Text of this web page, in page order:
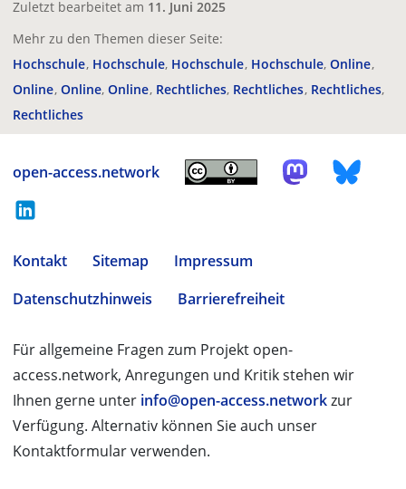
Zuletzt bearbeitet am 11. Juni 2025
Mehr zu den Themen dieser Seite:
Hochschule Hochschule Hochschule Hochschule Online
Online Online Online Rechtliches Rechtliches Rechtliches
Rechtliches
open-access.network
Kontakt Sitemap
Impressum
Datenschutzhinweis
Barrierefreiheit
Für allgemeine Fragen zum Projekt open-
access.network, Anregungen und Kritik stehen wir
Ihnen gerne unter info@open-access.networkzur
Verfügung. Alternativ können Sie auch unser
Kontaktformular verwenden.